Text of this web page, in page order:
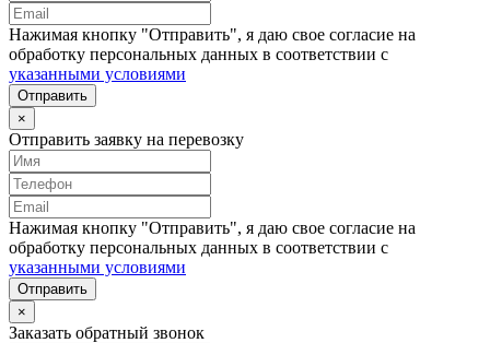
Нажимая кнопку "Отправить", я даю свое согласие на
обработку персональных данных в соответствии с
указанными условиями
Отправить
×
Отправить заявку на перевозку
Нажимая кнопку "Отправить", я даю свое согласие на
обработку персональных данных в соответствии с
указанными условиями
Отправить
×
Заказать обратный звонок